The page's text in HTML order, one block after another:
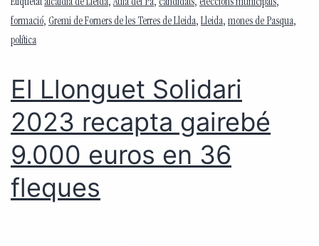
Etiquetatalcaldia de Lleida, Aula del Pa, candidats, eleccions municipals,
formació, Gremi de Forners de les Terres de Lleida, Lleida, mones de Pasqua,
política
El Llonguet Solidari
2023 recapta gairebé
9.000 euros en 36
fleques